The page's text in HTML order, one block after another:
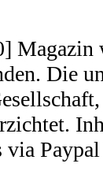
Magazin
Die